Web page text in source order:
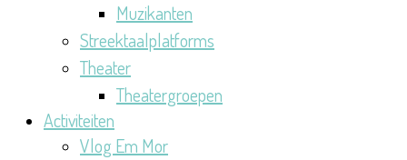
Muzikanten
Streektaalplatforms
Theater
Theatergroepen
Activiteiten
Vlog Em Mor